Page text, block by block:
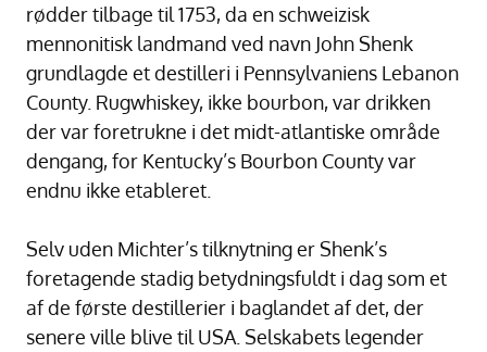
rødder tilbage til 1753, da en schweizisk
mennonitisk landmand ved navn John Shenk
grundlagde et destilleri i Pennsylvaniens Lebanon
County. Rugwhiskey, ikke bourbon, var drikken
der var foretrukne i det midt-atlantiske område
dengang, for Kentucky’s Bourbon County var
endnu ikke etableret.
Selv uden Michter’s tilknytning er Shenk’s
foretagende stadig betydningsfuldt i dag som et
af de første destillerier i baglandet af det, der
senere ville blive til USA. Selskabets legender